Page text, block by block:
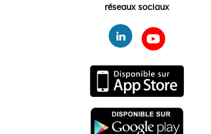
réseaux sociaux